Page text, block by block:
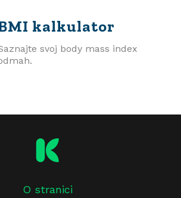
kalkulator
svoj body mass index
O stranici